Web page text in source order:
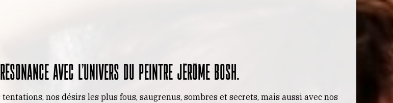
avec l’univers du peintre Jérôme Bosh.
nos désirs les plus fous, saugrenus, sombres et secrets, mais aussi avec nos